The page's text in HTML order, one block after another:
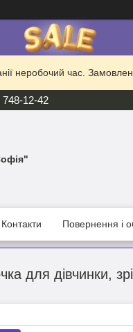
неробочий час.
12-42
Контакти Повернення і
для дівчинки,